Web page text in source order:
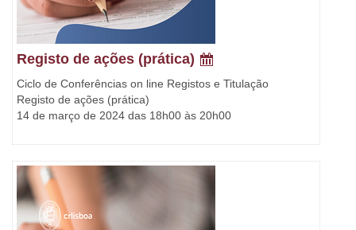
Registo de ações (prática)
Ciclo de Conferências on line Registos e Titulação
Registo de ações (prática)
14 de março de 2024 das 18h00 às 20h00